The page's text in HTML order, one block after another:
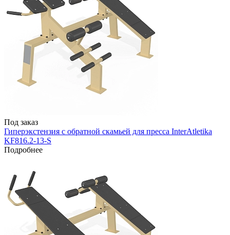
Под заказ
Гиперэкстензия с обратной скамьей для пресса InterAtletika
KF816.2-13-S
Подробнее